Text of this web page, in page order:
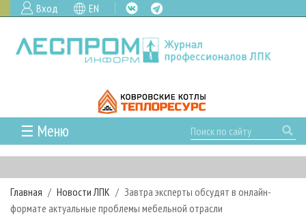
Вход EN
☰ Меню
ГЛАВНАЯ
РУБРИКИ И ТЕМЫ
РУБРИКИ ЖУРНАЛА
НОВОСТИ
Главная Новости ЛПК
Завтра эксперты обсудят в онлайн-
формате актуальные проблемы мебельной отрасли